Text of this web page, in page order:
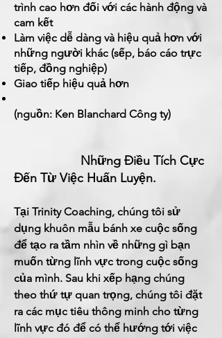
trình cao hơn đối với các hành động và
cam kết
Làm việc dễ dàng và hiệu quả hơn với
những người khác (sếp, báo cáo trực
tiếp, đồng nghiệp)
Giao tiếp hiệu quả hơn
(nguồn: Ken Blanchard Công ty)
Những Điều Tích Cực
Đến Từ Việc Huấn Luyện.
Tại Trinity Coaching, chúng tôi sử
dụng khuôn mẫu bánh xe cuộc sống
để tạo ra tầm nhìn về những gì bạn
muốn từng lĩnh vực trong cuộc sống
của mình. Sau khi xếp hạng chúng
theo thứ tự quan trọng, chúng tôi đặt
ra các mục tiêu thông minh cho từng
lĩnh vực đó để có thể hướng tới việc